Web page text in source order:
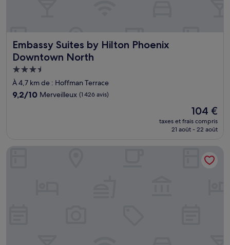
Embassy Suites by Hilton Phoenix
Downtown North
Embassy Suites by Hilton Phoenix Downtown North
Hébergement
3.5 étoiles
À 4,7 km de : Hoffman Terrace
9.2
9,2/10 Merveilleux (1 426 avis)
Le
nouveau
prix
104 €
104 €
taxes et frais compris
21 août - 22 août
Moxy Phoenix Downtown